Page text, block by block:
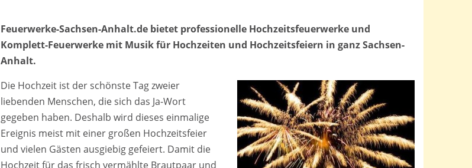
Feuerwerke-Sachsen-Anhalt.de bietet professionelle Hochzeitsfeuerwerke und
Komplett-Feuerwerke mit Musik für Hochzeiten und Hochzeitsfeiern in ganz Sachsen-
Anhalt.
Die Hochzeit ist der schönste Tag zweier
liebenden Menschen, die sich das Ja-Wort
gegeben haben. Deshalb wird dieses einmalige
Ereignis meist mit einer großen Hochzeitsfeier
und vielen Gästen ausgiebig gefeiert. Damit die
Hochzeit für das frisch vermählte Brautpaar und